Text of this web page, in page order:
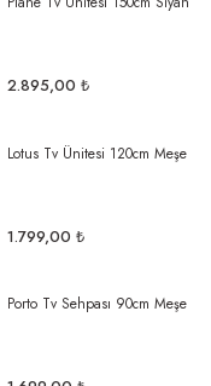
2.895,00 ₺
Lotus Tv Ünitesi 120cm Meşe
1.799,00 ₺
Porto Tv Sehpası 90cm Meşe